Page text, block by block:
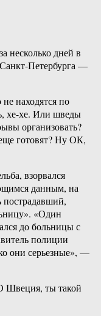
несколько дней в
Петербурга —
находятся по
хе-хе. Или шведы
организовать?
готовят? Ну ОК,
взорвался
данным, на
пострадавший,
«Один
до больницы с
полиции
они серьезные», —
Швеция, ты такой